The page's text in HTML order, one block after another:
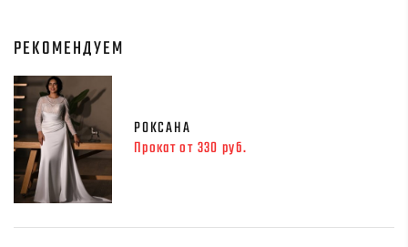
РЕКОМЕНДУЕМ
РОКСАНА
Прокат от 330 руб.